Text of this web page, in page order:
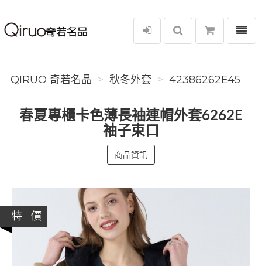
Qiruo 奇若名品
選單
QIRUO 奇若名品 秋冬外套 42386262E45
春夏專櫃卡色薄長袖連帽外套6262E
袖子束口
商品資訊
特 價